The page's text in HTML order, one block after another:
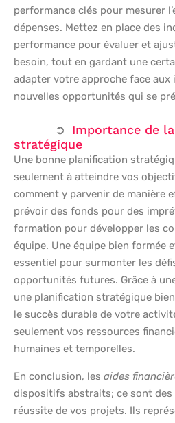
performance clés pour mesurer
dépenses. Mettez en place des
performance pour évaluer et
besoin, tout en gardant une
adapter votre approche face aux
nouvelles opportunités qui se
Importance de
stratégique
Une bonne planification
seulement à atteindre vos
comment y parvenir de manière
prévoir des fonds pour des
formation pour développer les
équipe. Une équipe bien formée
essentiel pour surmonter les
opportunités futures. Grâce à
une planification stratégique
le succès durable de votre
seulement vos ressources
humaines et temporelles.
En conclusion, les aides
dispositifs abstraits; ce sont
réussite de vos projets. Ils